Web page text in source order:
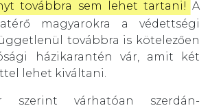
továbbra sem lehet tartani! A
magyarokra a védettségi
továbbra is kötelezően
házikarantén vár, amit két
lehet kiváltani.
szerint várhatóan szerdán-